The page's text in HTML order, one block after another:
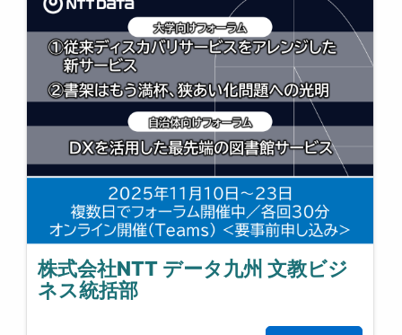
株式会社NTT データ九州 文教ビジ
ネス統括部